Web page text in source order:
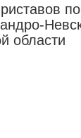
по
области